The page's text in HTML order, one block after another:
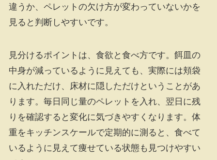
違うか、ペレットの欠け方が変わっていないかを
見ると判断しやすいです。
見分けるポイントは、食欲と食べ方です。餌皿の
中身が減っているように見えても、実際には頬袋
に入れただけ、床材に隠しただけということがあ
ります。毎日同じ量のペレットを入れ、翌日に残
りを確認すると変化に気づきやすくなります。体
重をキッチンスケールで定期的に測ると、食べて
いるように見えて痩せている状態も見つけやすい